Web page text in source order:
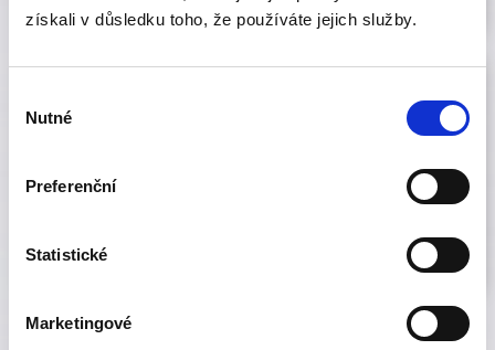
získali v důsledku toho, že používáte jejich služby.
souhlasu
Nutné
Preferenční
Statistické
Marketingové
Pro školení a menší prezentace připravíme
neruší průběh akce a zajistí dobrou viditelnost.